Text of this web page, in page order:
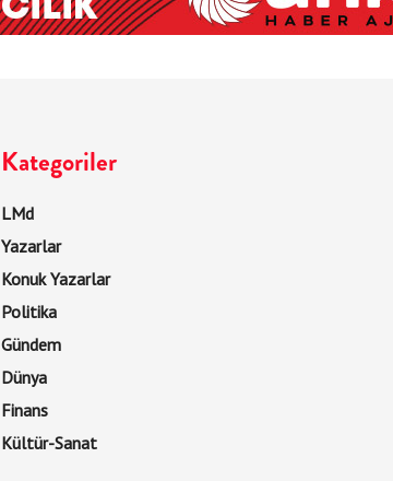
Kategoriler
LMd
Yazarlar
Konuk Yazarlar
Politika
Gündem
Dünya
Finans
Kültür-Sanat